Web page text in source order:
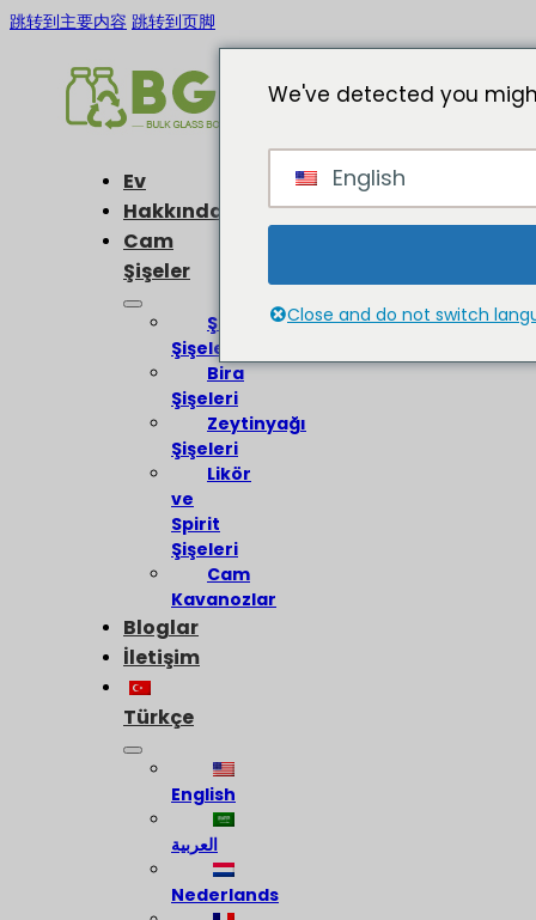
跳转到主要内容 跳转到页脚
Ev
Hakkında
Cam
Şişeler
Şarap
Şişeleri
Bira
Şişeleri
Zeytinyağı
Şişeleri
Likör
ve
Spirit
Şişeleri
Cam
Kavanozlar
Bloglar
İletişim
Türkçe
English
العربية
Nederlands
We've detected you
English
Close and do not switch